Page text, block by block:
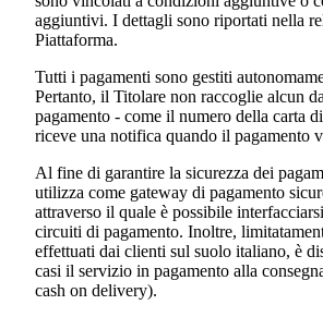
aggiuntivi. I dettagli sono riportati nella
Piattaforma.
Tutti i pagamenti sono gestiti
Pertanto, il Titolare non raccoglie alcun
pagamento - come il numero della carta
riceve una notifica quando il pagamento
Al fine di garantire la sicurezza dei
utilizza come gateway di pagamento
attraverso il quale è possibile
circuiti di pagamento. Inoltre,
effettuati dai clienti sul suolo italiano, è
casi il servizio in pagamento alla
cash on delivery).